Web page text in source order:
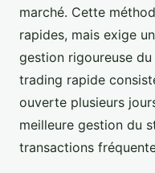
marché. Cette
rapides, mais exige
gestion rigoureuse
trading rapide
ouverte plusieurs
meilleure gestion du
transactions